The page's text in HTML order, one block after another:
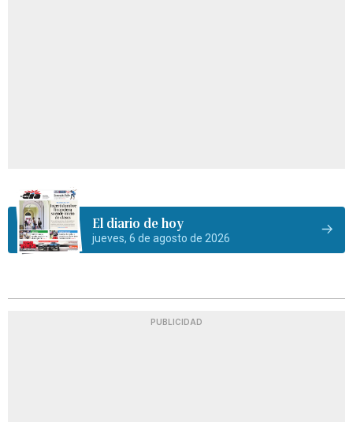
El diario de hoy
jueves, 6 de agosto de 2026
PUBLICIDAD